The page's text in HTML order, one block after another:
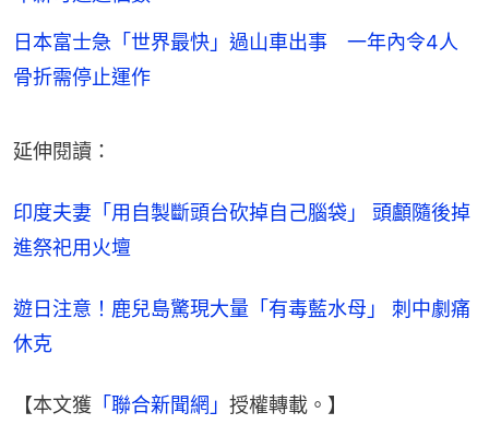
日本富士急「世界最快」過山車出事 一年內令4人
骨折需停止運作
延伸閱讀：
印度夫妻「用自製斷頭台砍掉自己腦袋」 頭顱隨後掉
進祭祀用火壇
遊日注意！鹿兒島驚現大量「有毒藍水母」 刺中劇痛
休克
【本文獲 「聯合新聞網」 授權轉載。】